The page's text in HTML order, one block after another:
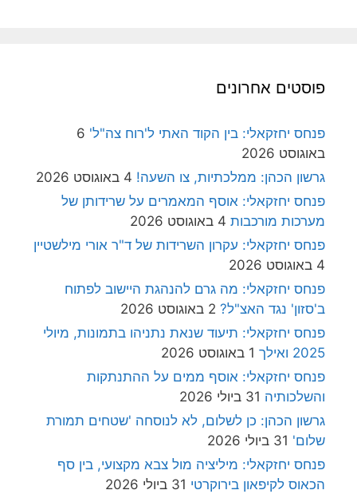
פוסטים אחרונים
פנחס יחזקאלי: בין הקוד האתי ל'רוח צה"ל' 6
באוגוסט 2026
גרשון הכהן: ממלכתיות, צו השעה! 4 באוגוסט 2026
פנחס יחזקאלי: אוסף המאמרים על שרידותן של
מערכות מורכבות 4 באוגוסט 2026
פנחס יחזקאלי: עקרון השרידות של ד"ר אורי מילשטיין
4 באוגוסט 2026
פנחס יחזקאלי: מה גרם להנהגת היישוב לפתוח
ב'סזון' נגד האצ"ל? 2 באוגוסט 2026
פנחס יחזקאלי: תיעוד שנאת נתניהו בתמונות, מיולי
2025 ואילך
1 באוגוסט 2026
פנחס יחזקאלי: אוסף ממים על ההתנתקות
והשלכותיה 31 ביולי 2026
גרשון הכהן: כן לשלום, לא לנוסחה 'שטחים תמורת
שלום' 31 ביולי 2026
פנחס יחזקאלי: מיליציה מול צבא מקצועי, בין סף
הכאוס לקיפאון בירוקרטי 31 ביולי 2026